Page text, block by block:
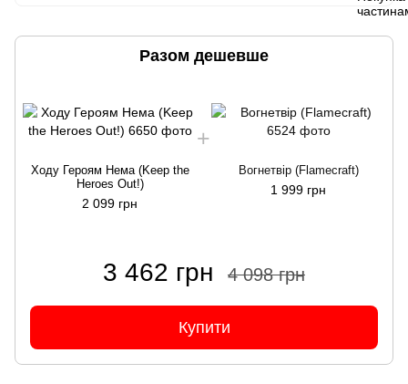
Разом дешевше
Ходу Героям Нема (Keep the
Heroes Out!)
2 099 грн
Вогнетвір (Flamecraft)
1 999 грн
3 462 грн 4 098 грн
Купити